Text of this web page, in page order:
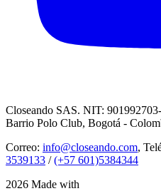
Closeando SAS. NIT:
Barrio Polo Club, Bogotá -
Correo: info@closeando.com,
3539133 /(+57 601)5384344
2026 Made with